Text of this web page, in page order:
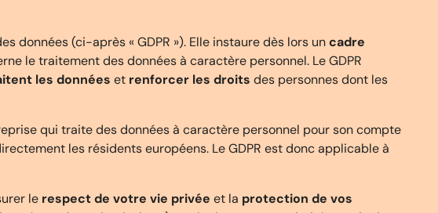
données (ci-après « GDPR »). Elle instaure dès lors uncadre
le traitement des données à caractère personnel. Le GDPR
les données et renforcer les droits des personnes dont les
qui traite des données à caractère personnel pour son compte
les résidents européens. Le GDPR est donc applicable à
le respect de votre vie privée et la protection de vos